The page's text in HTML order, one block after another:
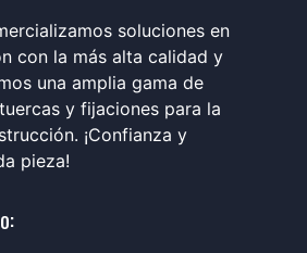
soluciones en
con la más alta calidad y
una amplia gama de
y fijaciones para la
¡Confianza y
pieza!